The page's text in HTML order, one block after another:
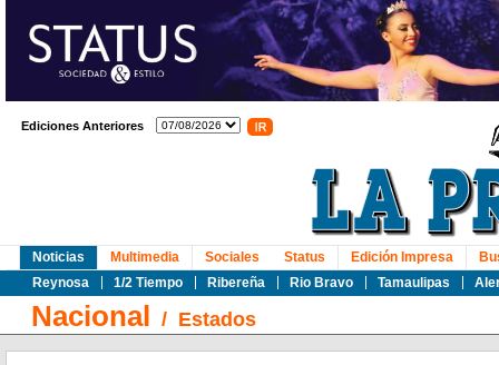
Ediciones Anteriores
Noticias
Reynosa
1/2 Tiempo Ribereña Rio Bravo Tamaulipas
Multimedia Sociales Status Edición Impresa
Nacional / Estados